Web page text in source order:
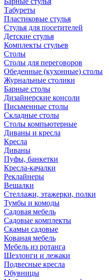
Табуреты
Пластиковые стулья
Стулья для посетителей
Детские стулья
Комплекты стульев
Столы
Столы для переговоров
Обеденные (кухонные) столы
Журнальные столики
Барные столы
Дизайнерские консоли
Письменные столы
Складные столы
Столы компьютерные
Диваны и кресла
Кресла
Диваны
Пуфы, банкетки
Кресла-качалки
Реклайнеры
Вешалки
Стеллажи, этажерки, полки
Тумбы и комоды
Садовая мебель
Садовые комплекты
Скамьи садовые
Кованая мебель
Мебель из ротанга
Шезлонги и лежаки
Подвесные кресла
Обувницы